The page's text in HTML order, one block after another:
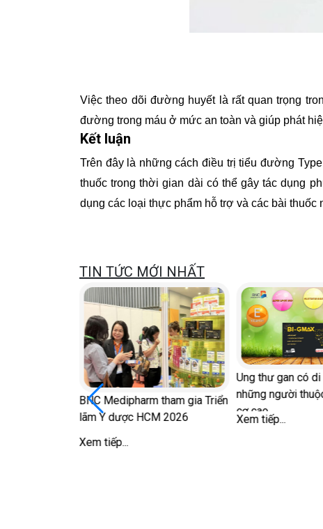
Việc theo dõi đường huyết là rất quan trọng
đường trong máu ở mức an toàn và giúp phát
Kết luận
Trên đây là những cách điều trị tiểu đường
thuốc trong thời gian dài có thể gây tác dụng
dụng các loại thực phẩm hỗ trợ và các bài
TIN TỨC MỚI NHẤT
BNC Medipharm tham gia Triển
lãm Y dược HCM 2026
Xem tiếp...
Ung thư gan có di
những người
cơ cao
Xem tiếp...